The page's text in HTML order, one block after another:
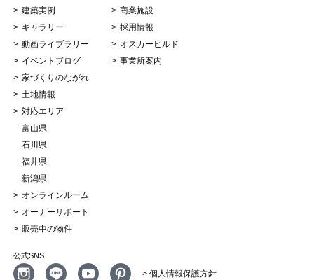
建築実例
ギャラリー
動画ライブラリー
イベントブログ
家づくりのながれ
土地情報
対応エリア
富山県
石川県
福井県
新潟県
オンラインルーム
オーナーサポート
販売中の物件
商業施設
採用情報
オスカービルド
事業所案内
公式SNS
> 個人情報保護方針